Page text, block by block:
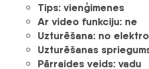
Tips: vienģimenes
Ar video funkciju: ne
Uzturēšana: no
Uzturēšanas
Pārraides veids: vadu